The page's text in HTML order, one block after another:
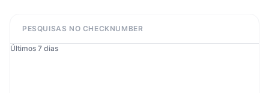
PESQUISAS NO CHECKNUMBER
Últimos 7 dias